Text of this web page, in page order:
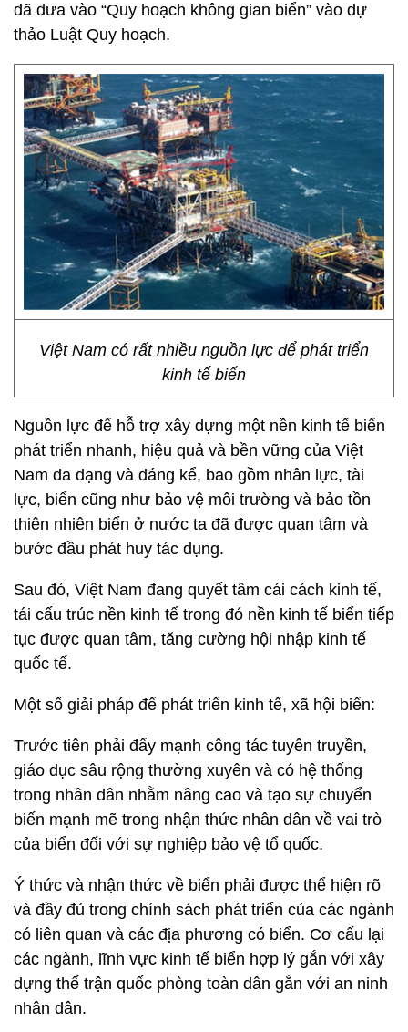
đã đưa vào “Quy hoạch không gian biển” vào dự
thảo Luật Quy hoạch.
Việt Nam có rất nhiều nguồn lực để phát triển
kinh tế biển
Nguồn lực để hỗ trợ xây dựng một nền kinh tế biển
phát triển nhanh, hiệu quả và bền vững của Việt
Nam đa dạng và đáng kể, bao gồm nhân lực, tài
lực, biển cũng như bảo vệ môi trường và bảo tồn
thiên nhiên biển ở nước ta đã được quan tâm và
bước đầu phát huy tác dụng.
Sau đó, Việt Nam đang quyết tâm cái cách kinh tế,
tái cấu trúc nền kinh tế trong đó nền kinh tế biển tiếp
tục được quan tâm, tăng cường hội nhập kinh tế
quốc tế.
Một số giải pháp để phát triển kinh tế, xã hội biển:
Trước tiên phải đẩy mạnh công tác tuyên truyền,
giáo dục sâu rộng thường xuyên và có hệ thống
trong nhân dân nhằm nâng cao và tạo sự chuyển
biến mạnh mẽ trong nhận thức nhân dân về vai trò
của biển đối với sự nghiệp bảo vệ tổ quốc.
Ý thức và nhận thức về biển phải được thể hiện rõ
và đầy đủ trong chính sách phát triển của các ngành
có liên quan và các địa phương có biển. Cơ cấu lại
các ngành, lĩnh vực kinh tế biển hợp lý gắn với xây
dựng thế trận quốc phòng toàn dân gắn với an ninh
nhân dân.